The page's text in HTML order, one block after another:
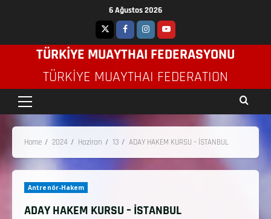
6 Ağustos 2026
TÜRKİYE MUAYTHAI FEDERASYONU
TÜRKIYE MUAYTHAI FEDERATION
Home 2024 Haziran 13 ADAY HAKEM KURSU – İSTANBUL
Antrenör-Hakem
ADAY HAKEM KURSU – İSTANBUL